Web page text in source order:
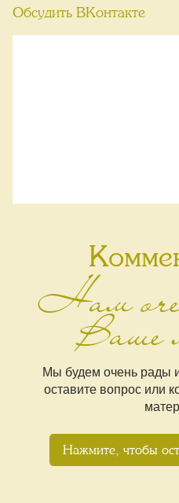
Обсудить ВКонтакте
Нам
Ваше
Мы будем очень рады
оставите вопрос или
Нажмите, чтобы